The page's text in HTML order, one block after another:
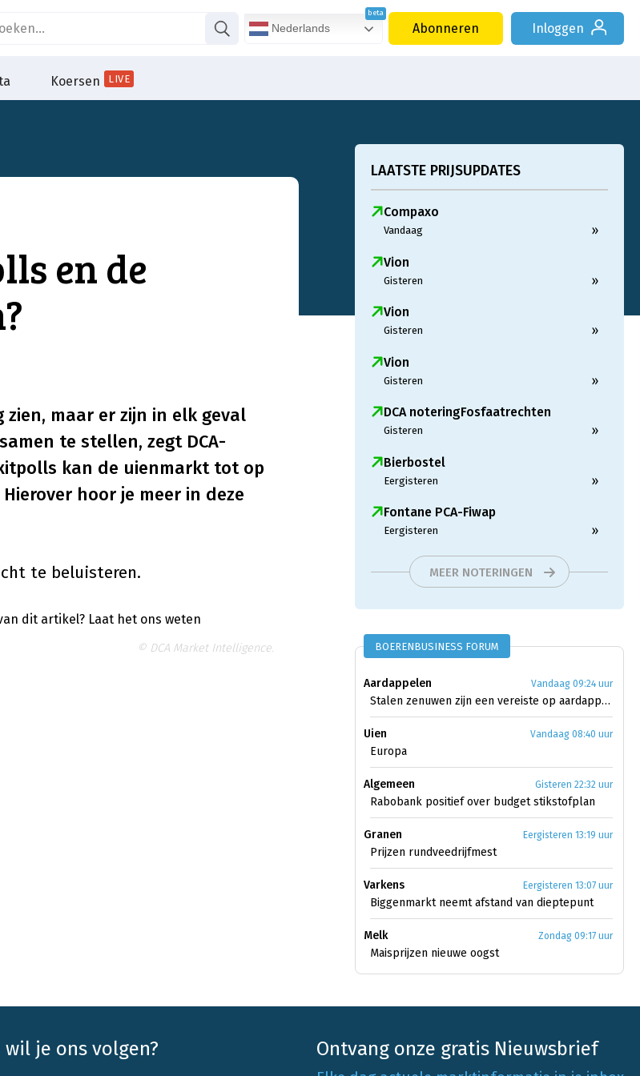
Nederlands Abonneren Inloggen
Koersen LIVE
en de
maar er zijn in elk geval
te stellen, zegt DCA-
kan de uienmarkt tot op
hoor je meer in deze
te beluisteren.
dit artikel? Laat het ons weten
© DCA Market Intelligence.
LAATSTE PRIJSUPDATES
Compaxo
Vandaag »
Vion
Gisteren »
Vion
Gisteren »
Vion
Gisteren »
DCA noteringFosfaatrechten
Gisteren »
Bierbostel
Eergisteren »
Fontane PCA-Fiwap
Eergisteren »
MEER NOTERINGEN
BOERENBUSINESS FORUM
Aardappelen Vandaag 09:24 uur
Stalen zenuwen zijn een vereiste op aardappelmarkt
Uien Vandaag 08:40 uur
Europa
Algemeen Gisteren 22:32 uur
Rabobank positief over budget stikstofplan
Granen Eergisteren 13:19 uur
Prijzen rundveedrijfmest
Varkens Eergisteren 13:07 uur
Biggenmarkt neemt afstand van dieptepunt
Melk Zondag 09:17 uur
Maisprijzen nieuwe oogst
wil je ons volgen? Ontvang onze gratis Nieuwsbrief